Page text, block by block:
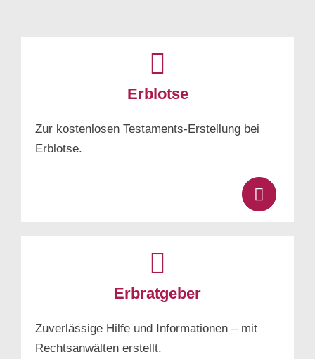
Erblotse
Zur kostenlosen Testaments-Erstellung bei
Erblotse.
Erbratgeber
Zuverlässige Hilfe und Informationen – mit
Rechtsanwälten erstellt.